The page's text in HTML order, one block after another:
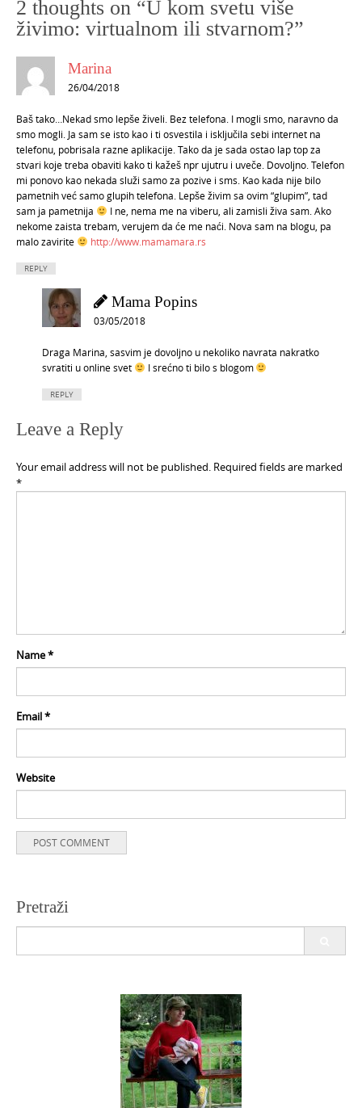
2 thoughts on “U kom svetu više
živimo: virtualnom ili stvarnom?”
Marina
26/04/2018
Baš tako…Nekad smo lepše živeli. Bez telefona. I mogli smo, naravno da
smo mogli. Ja sam se isto kao i ti osvestila i isključila sebi internet na
telefonu, pobrisala razne aplikacije. Tako da je sada ostao lap top za
stvari koje treba obaviti kako ti kažeš npr ujutru i uveče. Dovoljno. Telefon
mi ponovo kao nekada služi samo za pozive i sms. Kao kada nije bilo
pametnih već samo glupih telefona. Lepše živim sa ovim “glupim”, tad
sam ja pametnija
I ne, nema me na viberu, ali zamisli živa sam. Ako
nekome zaista trebam, verujem da će me naći. Nova sam na blogu, pa
malo zavirite
http://www.mamamara.rs
REPLY
Mama Popins
03/05/2018
Draga Marina, sasvim je dovoljno u nekoliko navrata nakratko
svratiti u online svet
I srećno ti bilo s blogom
REPLY
Leave a Reply
Your email address will not be published. Required fields are marked
*
Name*
Email*
Website
Pretraži